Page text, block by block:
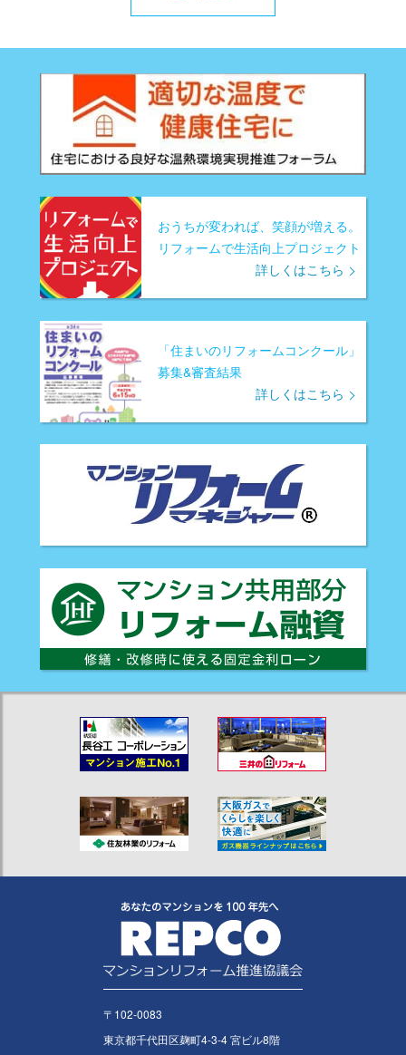
おうちが変われば、笑顔が増える。
リフォームで生活向上プロジェクト
詳しくはこちら
「住まいのリフォームコンクール」
募集&審査結果
詳しくはこちら
〒102-0083
東京都千代田区麹町4-3-4 宮ビル8階